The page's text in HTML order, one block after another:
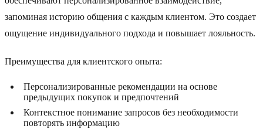
запоминая историю общения с каждым клиентом. Это создает
ощущение индивидуального подхода и повышает лояльность.
Преимущества для клиентского опыта:
Персонализированные рекомендации на основе
предыдущих покупок и предпочтений
Контекстное понимание запросов без необходимости
повторять информацию